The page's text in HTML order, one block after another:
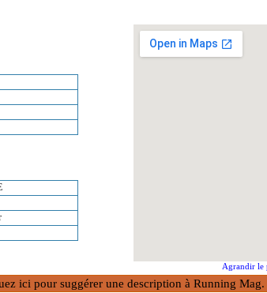
Agrandir le
ici pour suggérer une description à Running Mag.